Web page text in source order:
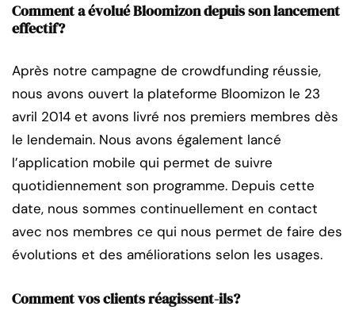
Comment a évolué Bloomizon depuis son lancement
effectif?
Après notre campagne de crowdfunding réussie,
nous avons ouvert la plateforme Bloomizon le 23
avril 2014 et avons livré nos premiers membres dès
le lendemain. Nous avons également lancé
l’application mobile qui permet de suivre
quotidiennement son programme. Depuis cette
date, nous sommes continuellement en contact
avec nos membres ce qui nous permet de faire des
évolutions et des améliorations selon les usages.
Comment vos clients réagissent-ils?